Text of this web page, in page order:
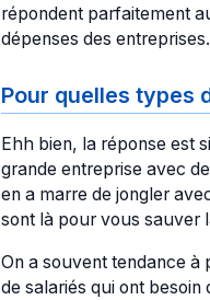
répondent parfaitement
dépenses des entreprises.
Pour quelles types
Ehh bien, la réponse est
grande entreprise avec
en a marre de jongler
sont là pour vous sauver
On a souvent tendance à
de salariés qui ont